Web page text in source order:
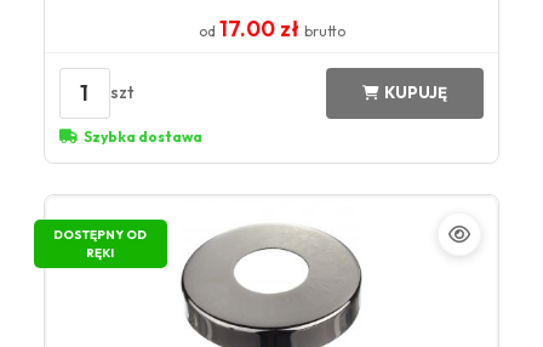
od 17.00 zł brutto
1 szt KUPUJĘ
Szybka dostawa
DOSTĘPNY OD
RĘKI